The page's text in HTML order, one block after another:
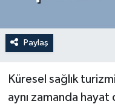
Paylaş
Küresel sağlık
aynı zamanda